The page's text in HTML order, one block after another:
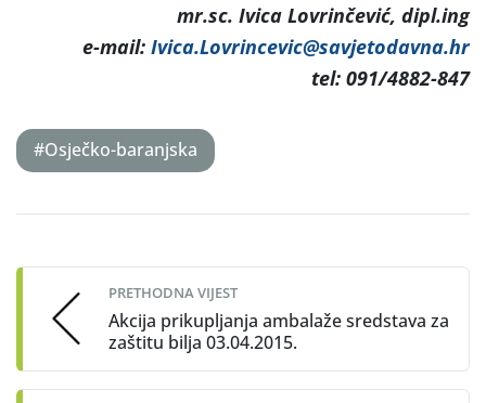
mr.sc. Ivica Lovrinčević, dipl.ing
e-mail: Ivica.Lovrincevic@savjetodavna.hr
tel: 091/4882-847
#Osječko-baranjska
navigation
PRETHODNA VIJEST
Akcija prikupljanja ambalaže sredstava za
zaštitu bilja 03.04.2015.